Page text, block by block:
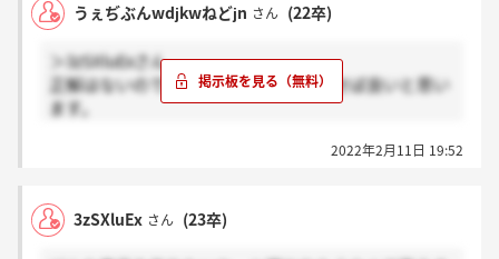
うぇぢぶんwdjkwねどjn さん (22卒)
＞3zSXluExさん
正解はないので自分の経験に絡めて話せば良いと思い
ます。
はxxxな商品を作りたいです。みたいな感じで。
ーーーな御社/貴社ならそれが実現できると思いま
す！みたいにすれば、志望動機としても使えると思い
2022年2月11日 19:52
3zSXluEx さん (23卒)